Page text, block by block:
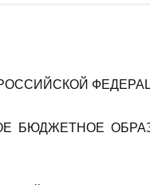
БЮДЖЕТНОЕ